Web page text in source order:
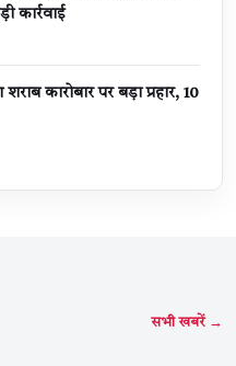
कार्रवाई
कारोबार पर बड़ा प्रहार, 10
सभी खबरें →